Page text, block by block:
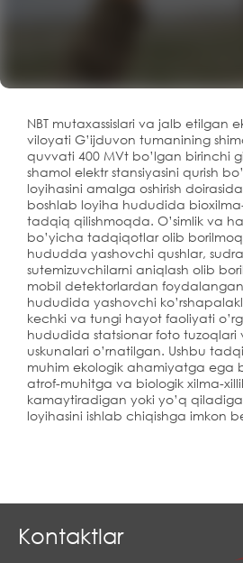
NBT mutaxassislari va jalb etilgan
viloyati G’ijduvon tumanining
quvvati 400 MVt bo’lgan birinchi
shamol elektr stansiyasini qurish
loyihasini amalga oshirish
boshlab loyiha hududida
tadqiq qilishmoqda. O’simlik va
bo’yicha tadqiqotlar olib
hududda yashovchi qushlar,
sutemizuvchilarni aniqlash olib
mobil detektorlardan
hududida yashovchi
kechki va tungi hayot faoliyati
hududida statsionar foto
uskunalari o’rnatilgan. Ushbu
muhim ekologik ahamiyatga ega
atrof-muhitga va biologik xilma-
kamaytiradigan yoki yo’q
loyihasini ishlab chiqishga imkon
Kontaktlar